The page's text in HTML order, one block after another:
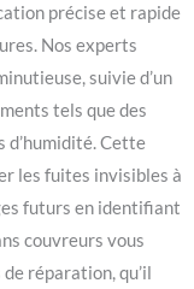
précise et rapide
Nos experts
suivie d’un
tels que des
d’humidité. Cette
les fuites invisibles à
futurs en identifiant
couvreurs vous
réparation, qu’il